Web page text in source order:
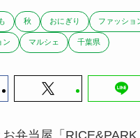
秋 おにぎり ファッショ
ン マルシェ 千葉県